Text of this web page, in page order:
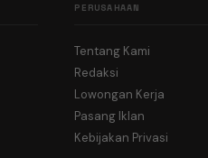
PERUSAHAAN
Tentang Kami
Redaksi
Lowongan Kerja
Pasang Iklan
Kebijakan Privasi